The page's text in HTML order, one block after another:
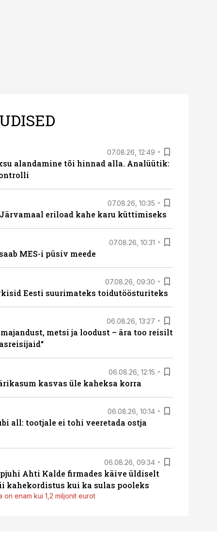
07.08.26, 12:49
alandamine tõi hinnad alla. Analüütik:
07.08.26, 10:35
eriload kahe karu küttimiseks
07.08.26, 10:31
MES-i püsiv meede
07.08.26, 09:30
Eesti suurimateks toidutöösturiteks
06.08.26, 13:27
metsi ja loodust – ära too reisilt
06.08.26, 12:15
kasvas üle kaheksa korra
06.08.26, 10:14
all: tootjale ei tohi veeretada ostja
06.08.26, 09:34
Ahti Kalde firmades käive üldiselt
kahekordistus kui ka sulas pooleks
on enam kui 1,2 miljonit eurot